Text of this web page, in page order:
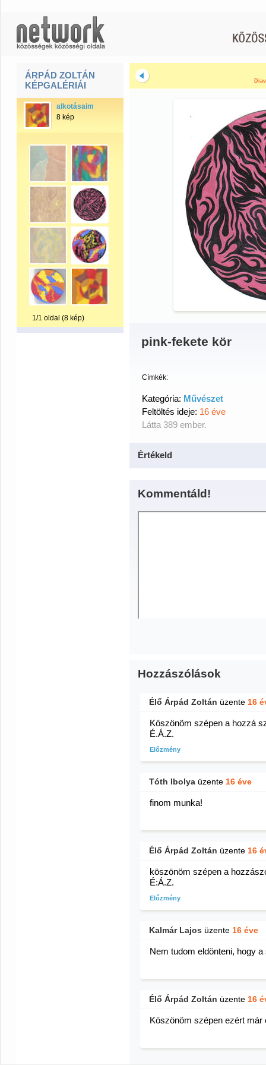
ÁRPÁD ZOLTÁN
KÉPGALÉRIÁI
alkotásaim
8 kép
1/1 oldal (8 kép)
pink-fekete kör
Címkék:
Kategória: Művészet
Feltöltés ideje: 16 éve
Látta 389 ember.
Értékeld
Kommentáld!
Hozzászólások
Élő Árpád Zoltán üzente 16
Köszönöm szépen a hozzá
É.Á.Z.
Előzmény
Tóth Ibolya üzente 16 éve
finom munka!
Élő Árpád Zoltán üzente 16
köszönöm szépen a
É:Á.Z.
Előzmény
Kalmár Lajos üzente 16 éve
Nem tudom eldönteni, hogy
Élő Árpád Zoltán üzente 16
Köszönöm szépen ezért